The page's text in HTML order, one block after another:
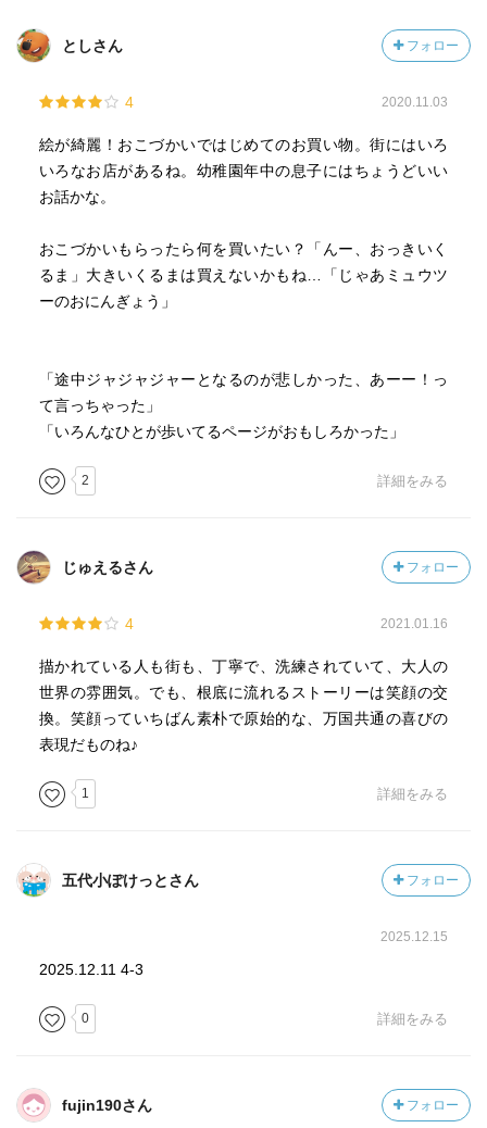
としさん フォロー
4 2020.11.03
絵が綺麗！おこづかいではじめてのお買い物。街にはいろ
いろなお店があるね。幼稚園年中の息子にはちょうどいい
お話かな。
おこづかいもらったら何を買いたい？「んー、おっきいく
るま」大きいくるまは買えないかもね…「じゃあミュウツ
ーのおにんぎょう」
「途中ジャジャジャーとなるのが悲しかった、あーー！っ
て言っちゃった」
「いろんなひとが歩いてるページがおもしろかった」
2 詳細をみる
じゅえるさん フォロー
4 2021.01.16
描かれている人も街も、丁寧で、洗練されていて、大人の
世界の雰囲気。でも、根底に流れるストーリーは笑顔の交
換。笑顔っていちばん素朴で原始的な、万国共通の喜びの
表現だものね♪
1 詳細をみる
五代小ぽけっとさん フォロー
2025.12.15
2025.12.11 4-3
0 詳細をみる
fujin190さん フォロー